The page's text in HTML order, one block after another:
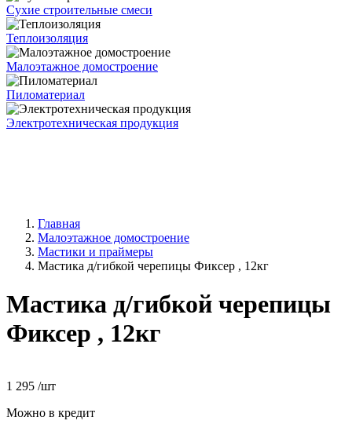
Сухие строительные смеси
Теплоизоляция
Малоэтажное домостроение
Пиломатериал
Электротехническая продукция
Главная
Малоэтажное домостроение
Мастики и праймеры
Мастика д/гибкой черепицы Фиксер , 12кг
Мастика д/гибкой черепицы
Фиксер , 12кг
1 295 /шт
Можно в кредит